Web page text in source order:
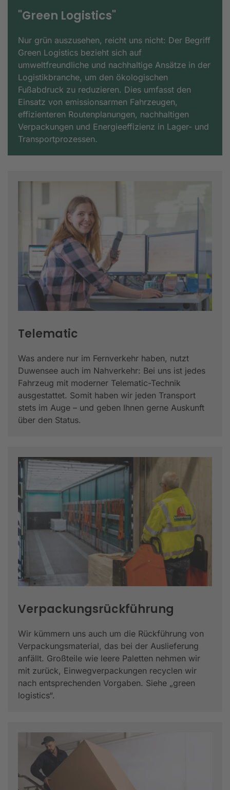
"Green Logistics"
Nur grün auszusehen, reicht uns nicht: Der Begriff
Green Logistics bezieht sich auf
umweltfreundliche und nachhaltige Ansätze in der
Logistikbranche, um den ökologischen
Fußabdruck zu reduzieren. Dies umfasst den
Einsatz von emissionsarmen Fahrzeugen,
effizienteren Routenplanungen, nachhaltigen
Verpackungen und Energieeffizienz in Lager- und
Transportprozessen.
Telematic
Was andere nur im Fernverkehr haben, nutzt
Duwensee auch im Nahverkehr: Bei uns ist jedes
Fahrzeug mit moderner Telematic-Technik
ausgestattet. Somit haben wir jeden Transport
stets im Auge – und geben Ihnen gerne Auskunft
über den Status.
Verpackungs­rückführung
Wir kümmern uns auch um die Rückführung von
Verpackungsmaterial, das bei der Auslieferung
anfällt. Großteile wie leere Paletten nehmen wir
mit zurück, Einwegverpackungen recyclen wir
nach entsprechenden Vorgaben. Siehe „green
logistics“.